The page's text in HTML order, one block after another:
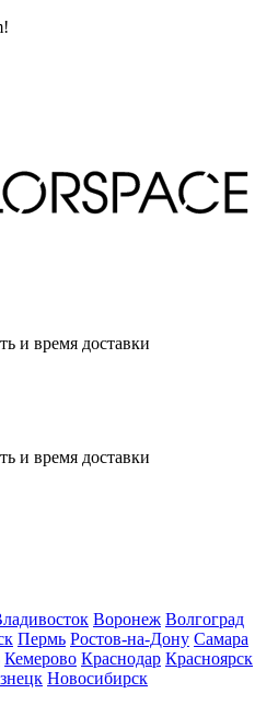
и время доставки
и время доставки
Воронеж Волгоград
Пермь Ростов-на-Дону Самара
Кемерово Краснодар Красноярск
Новосибирск